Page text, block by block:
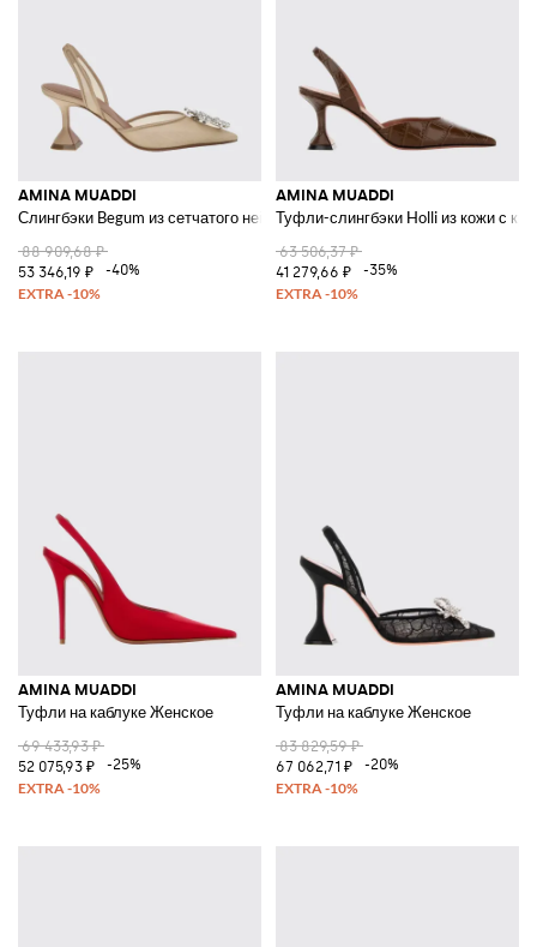
AMINA MUADDI
Слингбэки Begum из сетчатого нейлона с пряжкой-драгоценностью
88 909,68 ₽
53 346,19 ₽
-40%
AMINA MUADDI
Туфли-слингбэки Holli из кожи с
63 506,37 ₽
41 279,66 ₽
-35%
AMINA MUADDI
Туфли на каблуке Женское
69 433,93 ₽
52 075,93 ₽
-25%
AMINA MUADDI
Туфли на каблуке Женское
83 829,59 ₽
67 062,71 ₽
-20%